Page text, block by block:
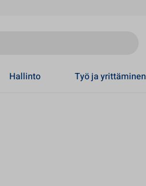
Hallinto Työ ja yrittäminen